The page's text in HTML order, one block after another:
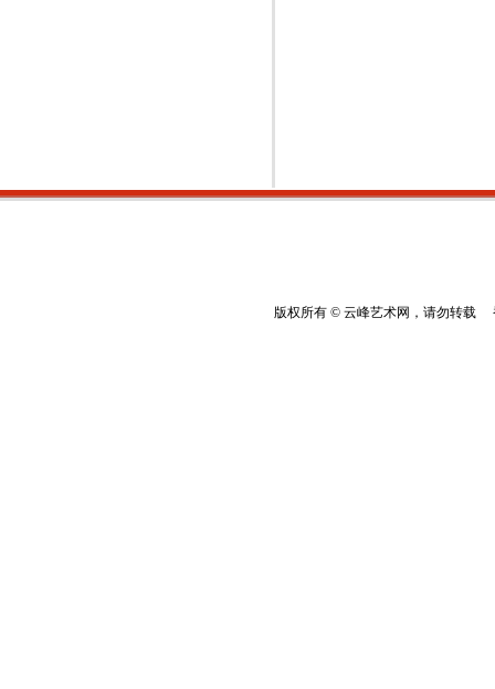
版权所有 © 云峰艺术网，请勿转载